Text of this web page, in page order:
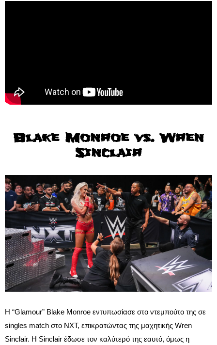
Blake Monroe vs. Wren
Sinclair
Η “Glamour” Blake Monroe εντυπωσίασε στο ντεμπούτο της σε
singles match στο NXT, επικρατώντας της μαχητικής Wren
Sinclair. Η Sinclair έδωσε τον καλύτερό της εαυτό, όμως η